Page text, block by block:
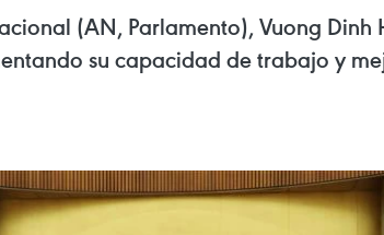
(AN, Parlamento), Vuong
su capacidad de trabajo y